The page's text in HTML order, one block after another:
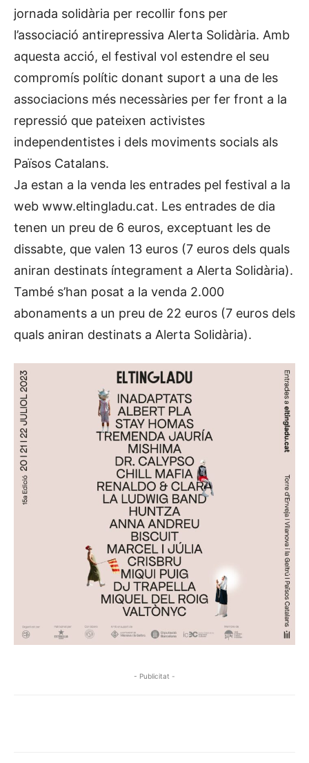
jornada solidària per recollir fons per
l’associació antirepressiva Alerta Solidària. Amb
aquesta acció, el festival vol estendre el seu
compromís polític donant suport a una de les
associacions més necessàries per fer front a la
repressió que pateixen activistes
independentistes i dels moviments socials als
Països Catalans.
Ja estan a la venda les entrades pel festival a la
web www.eltingladu.cat. Les entrades de dia
tenen un preu de 6 euros, exceptuant les de
dissabte, que valen 13 euros (7 euros dels quals
aniran destinats íntegrament a Alerta Solidària).
També s’han posat a la venda 2.000
abonaments a un preu de 22 euros (7 euros dels
quals aniran destinats a Alerta Solidària).
- Publicitat -